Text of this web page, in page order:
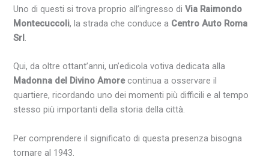
Uno di questi si trova proprio all’ingresso diVia Raimondo
Montecuccoli, la strada che conduce a Centro Auto Roma
Srl.
Qui, da oltre ottant’anni, un’edicola votiva dedicata alla
Madonna del Divino Amorecontinua a osservare il
quartiere, ricordando uno dei momenti più difficili e al tempo
stesso più importanti della storia della città.
Per comprendere il significato di questa presenza bisogna
tornare al 1943.